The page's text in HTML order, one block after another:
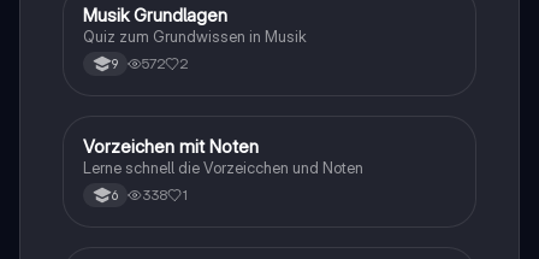
MMusik
Musik Grundlagen
Quiz zum Grundwissen in Musik
9 572 2
VMusik
Vorzeichen mit Noten
Lerne schnell die Vorzeicchen und Noten
6 338 1